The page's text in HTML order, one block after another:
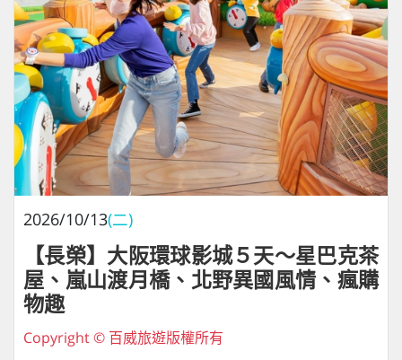
2026/10/13(二)
【長榮】大阪環球影城５天～星巴克茶
屋、嵐山渡月橋、北野異國風情、瘋購
物趣
Copyright © 百威旅遊版權所有